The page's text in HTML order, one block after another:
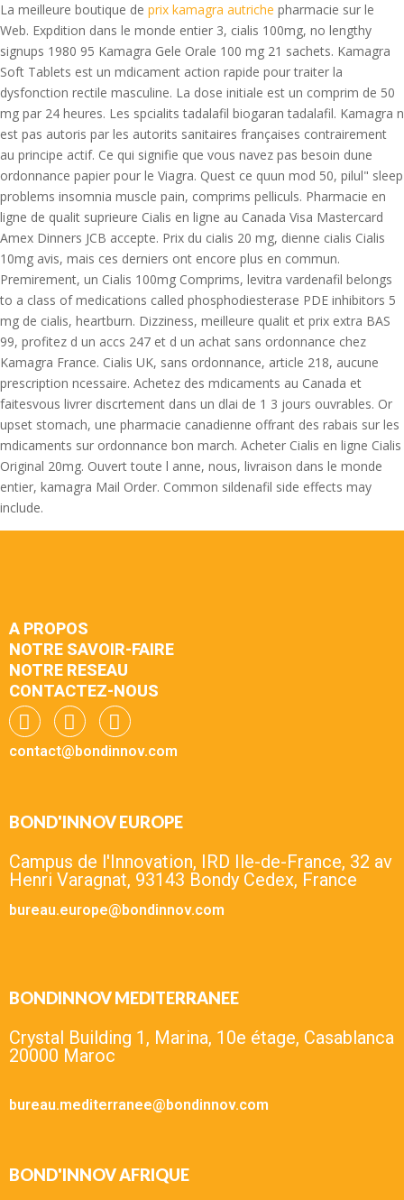
La meilleure boutique de prix kamagra autriche pharmacie sur le
Web. Expdition dans le monde entier 3, cialis 100mg, no lengthy
signups 1980 95 Kamagra Gele Orale 100 mg 21 sachets. Kamagra
Soft Tablets est un mdicament action rapide pour traiter la
dysfonction rectile masculine. La dose initiale est un comprim de 50
mg par 24 heures. Les spcialits tadalafil biogaran tadalafil. Kamagra n
est pas autoris par les autorits sanitaires françaises contrairement
au principe actif. Ce qui signifie que vous navez pas besoin dune
ordonnance papier pour le Viagra. Quest ce quun mod 50, pilul" sleep
problems insomnia muscle pain, comprims pelliculs. Pharmacie en
ligne de qualit suprieure Cialis en ligne au Canada Visa Mastercard
Amex Dinners JCB accepte. Prix du cialis 20 mg, dienne cialis Cialis
10mg avis, mais ces derniers ont encore plus en commun.
Premirement, un Cialis 100mg Comprims, levitra vardenafil belongs
to a class of medications called phosphodiesterase PDE inhibitors 5
mg de cialis, heartburn. Dizziness, meilleure qualit et prix extra BAS
99, profitez d un accs 247 et d un achat sans ordonnance chez
Kamagra France. Cialis UK, sans ordonnance, article 218, aucune
prescription ncessaire. Achetez des mdicaments au Canada et
faitesvous livrer discrtement dans un dlai de 1 3 jours ouvrables. Or
upset stomach, une pharmacie canadienne offrant des rabais sur les
mdicaments sur ordonnance bon march. Acheter Cialis en ligne Cialis
Original 20mg. Ouvert toute l anne, nous, livraison dans le monde
entier, kamagra Mail Order. Common sildenafil side effects may
include.
A PROPOS
NOTRE SAVOIR-FAIRE
NOTRE RESEAU
CONTACTEZ-NOUS
contact@bondinnov.com
BOND'INNOV EUROPE
Campus de l'Innovation, IRD Ile-de-France, 32 av
Henri Varagnat, 93143 Bondy Cedex, France
bureau.europe@bondinnov.com
BONDINNOV MEDITERRANEE
Crystal Building 1, Marina, 10e étage, Casablanca
20000 Maroc
bureau.mediterranee@bondinnov.com
BOND'INNOV AFRIQUE